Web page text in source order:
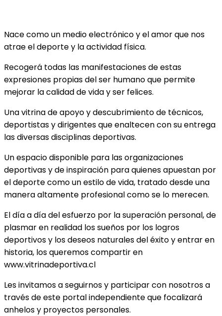
Nace como un medio electrónico y el amor que nos
atrae el deporte y la actividad física.
Recogerá todas las manifestaciones de estas
expresiones propias del ser humano que permite
mejorar la calidad de vida y ser felices.
Una vitrina de apoyo y descubrimiento de técnicos,
deportistas y dirigentes que enaltecen con su entrega
las diversas disciplinas deportivas.
Un espacio disponible para las organizaciones
deportivas y de inspiración para quienes apuestan por
el deporte como un estilo de vida, tratado desde una
manera altamente profesional como se lo merecen.
El día a día del esfuerzo por la superación personal, de
plasmar en realidad los sueños por los logros
deportivos y los deseos naturales del éxito y entrar en
historia, los queremos compartir en
www.vitrinadeportiva.cl
Les invitamos a seguirnos y participar con nosotros a
través de este portal independiente que focalizará
anhelos y proyectos personales.